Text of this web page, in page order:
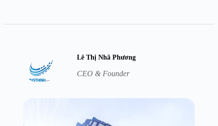
Lê Thị Nhã Phương
CEO & Founder